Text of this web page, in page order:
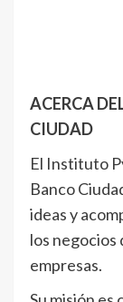
ACERCA
CIUDAD
El Instituto
Banco
ideas y
los negocios
empresas.